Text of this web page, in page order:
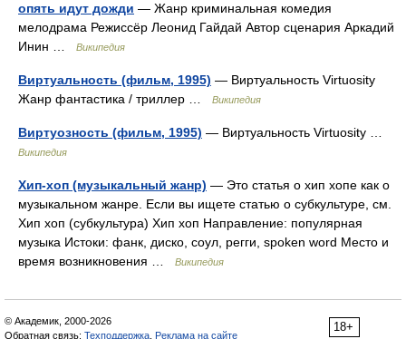
опять идут дожди — Жанр криминальная комедия
мелодрама Режиссёр Леонид Гайдай Автор сценария Аркадий
Инин …
Википедия
Виртуальность (фильм, 1995) — Виртуальность Virtuosity
Жанр фантастика / триллер …
Википедия
Виртуозность (фильм, 1995) — Виртуальность Virtuosity …
Википедия
Хип-хоп (музыкальный жанр) — Это статья о хип хопе как о
музыкальном жанре. Если вы ищете статью о субкультуре, см.
Хип хоп (субкультура) Хип хоп Направление: популярная
музыка Истоки: фанк, диско, соул, регги, spoken word Место и
время возникновения …
Википедия
18+
© Академик, 2000-2026
Обратная связь: Техподдержка Реклама на сайте